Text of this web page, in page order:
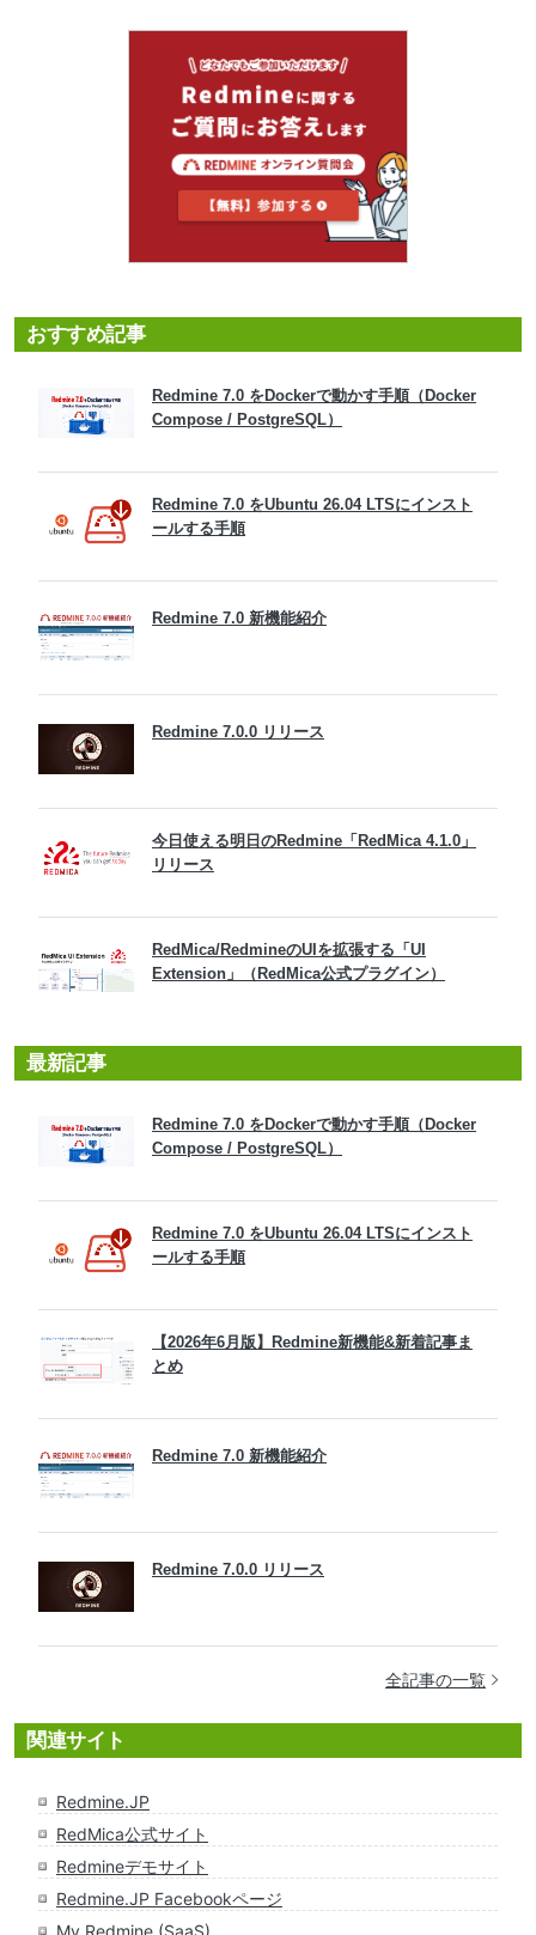
おすすめ記事
Redmine 7.0 をDockerで動かす手順（Docker
Compose / PostgreSQL）
Redmine 7.0 をUbuntu 26.04 LTSにインスト
ールする手順
Redmine 7.0 新機能紹介
Redmine 7.0.0 リリース
今日使える明日のRedmine「RedMica 4.1.0」
リリース
RedMica/RedmineのUIを拡張する「UI
Extension」（RedMica公式プラグイン）
最新記事
Redmine 7.0 をDockerで動かす手順（Docker
Compose / PostgreSQL）
Redmine 7.0 をUbuntu 26.04 LTSにインスト
ールする手順
【2026年6月版】Redmine新機能&新着記事ま
とめ
Redmine 7.0 新機能紹介
Redmine 7.0.0 リリース
全記事の一覧
関連サイト
Redmine.JP
RedMica公式サイト
Redmineデモサイト
Redmine.JP Facebookページ
My Redmine (SaaS)